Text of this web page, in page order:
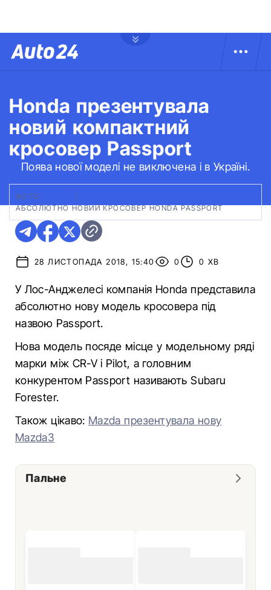
Honda презентувала
новий компактний
кросовер Passport
Поява нової моделі не виключена і в Україні.
ФОТО:
АБСОЛЮТНО НОВИЙ КРОСОВЕР HONDA PASSPORT
28 ЛИСТОПАДА 2018, 15:40 0 0 ХВ
У Лос-Анджелесі компанія Honda представила
абсолютно нову модель кросовера під
назвою Passport.
Нова модель посяде місце у модельному ряді
марки між CR-V і Pilot, а головним
конкурентом Passport називають Subaru
Forester.
Також цікаво: Mazda презентувала нову
Mazda3
Пальне